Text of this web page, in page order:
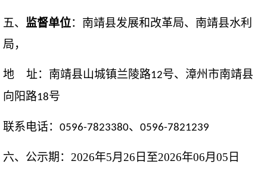
五、 监督单位： 南靖县发展和改革局、南靖县水利
局，
地 址： 南靖县山城镇兰陵路12号、漳州市南靖县
向阳路18号
联系电话： 0596-7823380、 0596-7821239
六、公示期： 2026年5月 26 日至2026年06月05 日